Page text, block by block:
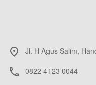
Jl. H Agus Salim,
0822 4123 0044